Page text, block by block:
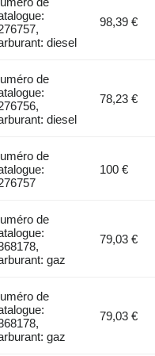
diesel
98,39 €
de
diesel
78,23 €
de
100 €
de
gaz
79,03 €
de
gaz
79,03 €